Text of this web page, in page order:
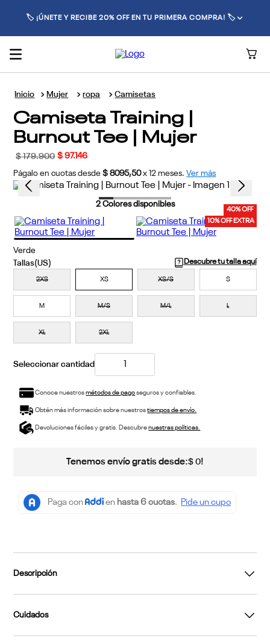
🏷️ ¡ÚNETE Y RECIBE 20% OFF EN TU PRIMERA COMPRA! 🏷️
Mujer ropa Camisetas
Camiseta Training |
Burnout Tee | Mujer
$ 179.900 $ 97.146
Págalo en cuotas desde $ 8095,50 x 12 meses. Ver más
40% OFF
10% OFF EXTRA
2Colores disponibles
Verde
Descubre tu talla aquí
2XS XS XS/S S
M M/S M/L L
XL 2XL
Conoce nuestrosmétodos de pagoseguros y confiables.
Obtén más información sobre nuestrostiempos de envío.
Devoluciones fáciles y gratis. Descubrenuestras políticas.
Tenemos envío gratis desde:$ 0!
Descripción
Cuidados